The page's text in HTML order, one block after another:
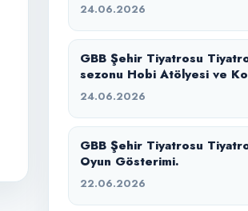
24.06.2026
GBB Şehir Tiyatrosu
sezonu Hobi Atölyesi ve
sürecimizi başarıyla
24.06.2026
GBB Şehir Tiyatrosu
Oyun Gösterimi.
22.06.2026